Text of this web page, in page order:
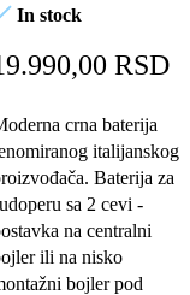
In stock
RSD
crna baterija
italijanskog
Baterija za
sa 2 cevi -
na centralni
ili na nisko
bojler pod